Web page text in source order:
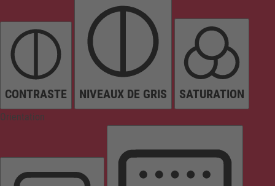
CONTRASTE NIVEAUX DE GRIS SATURATION
Orientation